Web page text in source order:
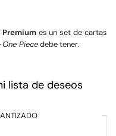
Premiumes un set de cartas
One Piecedebe tener.
lista de deseos